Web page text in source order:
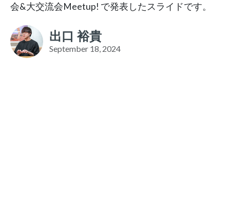
会&大交流会Meetup! で発表したスライドです。
出口 裕貴
September 18, 2024